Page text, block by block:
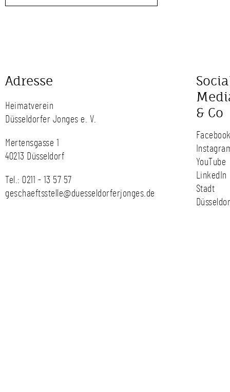
Adresse
Heimatverein
Düsseldorfer Jonges e. V.
Mertensgasse 1
40213 Düsseldorf
Tel.: 0211 - 13 57 57
geschaeftsstelle@duesseldorferjonges.de
& Co
YouTube
LinkedIn
Stadt